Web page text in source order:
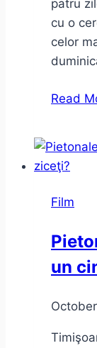
patru
cu o
celor
Read
Film
un